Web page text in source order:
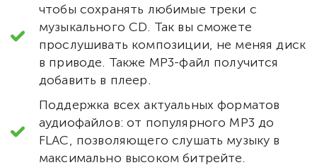
чтобы сохранять любимые треки с
музыкального CD. Так вы сможете
прослушивать композиции, не меняя диск
в приводе. Также MP3-файл получится
добавить в плеер.
Поддержка всех актуальных форматов
аудиофайлов: от популярного MP3 до
FLAC, позволяющего слушать музыку в
максимально высоком битрейте.